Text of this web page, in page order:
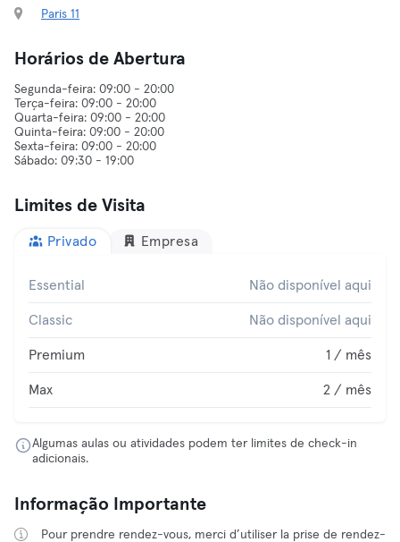
Paris 11
Horários de Abertura
Segunda-feira: 09:00 - 20:00
Terça-feira: 09:00 - 20:00
Quarta-feira: 09:00 - 20:00
Quinta-feira: 09:00 - 20:00
Sexta-feira: 09:00 - 20:00
Limites de Visita
Privado Empresa
Essential Não disponível aqui
Classic Não disponível aqui
Premium 1 / mês
Max 2 / mês
Algumas aulas ou atividades podem ter limites de check-in
adicionais.
Informação Importante
Pour prendre rendez-vous, merci d’utiliser la prise de rendez-